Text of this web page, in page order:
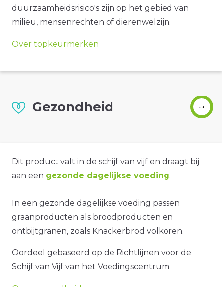
duurzaamheidsrisico's zijn op het gebied van
milieu, mensenrechten of dierenwelzijn.
Over topkeurmerken
Gezondheid Ja
Dit product valt in de schijf van vijf en draagt bij
aan een gezonde dagelijkse voeding.
In een gezonde dagelijkse voeding passen
graanproducten als broodproducten en
ontbijtgranen, zoals Knackerbrod volkoren.
Oordeel gebaseerd op de Richtlijnen voor de
Schijf van Vijf van het Voedingscentrum